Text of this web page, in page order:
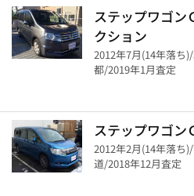
ステップワゴ
クション
2012年7月(14年落ち
都/2019年1月査定
ステップワゴン
2012年2月(14年落ち
道/2018年12月査定